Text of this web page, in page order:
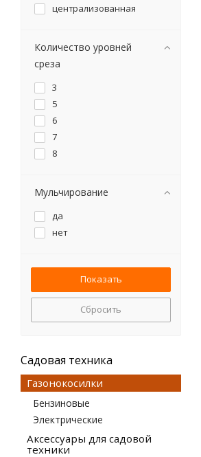
централизованная
Количество уровней
среза
3
5
6
7
8
Мульчирование
да
нет
Сбросить
Садовая техника
Газонокосилки
Бензиновые
Электрические
Аксессуары для садовой
техники